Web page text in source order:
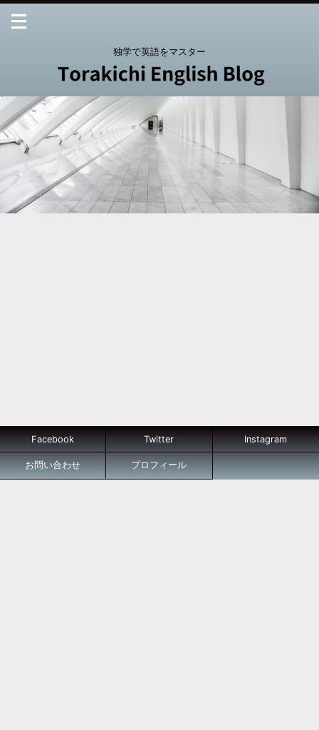
独学で英語をマスター
Facebook Twitter Instagram
お問い合わせ プロフィール